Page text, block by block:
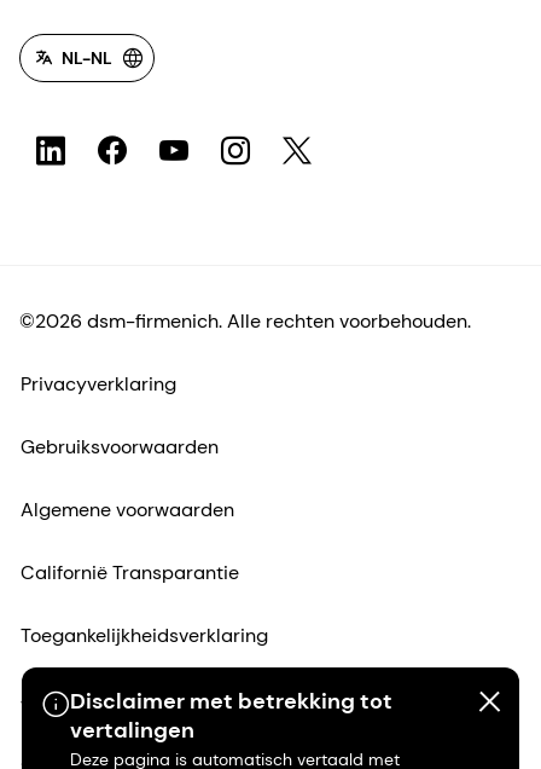
Disclaimer met betrekking tot
vertalingen
Deze pagina is automatisch vertaald met
NL-NL
©2026 dsm-firmenich. Alle rechten voorbehouden.
Privacyverklaring
Gebruiksvoorwaarden
Algemene voorwaarden
Californië Transparantie
Toegankelijkheidsverklaring
Juridische informatie
Sitemap